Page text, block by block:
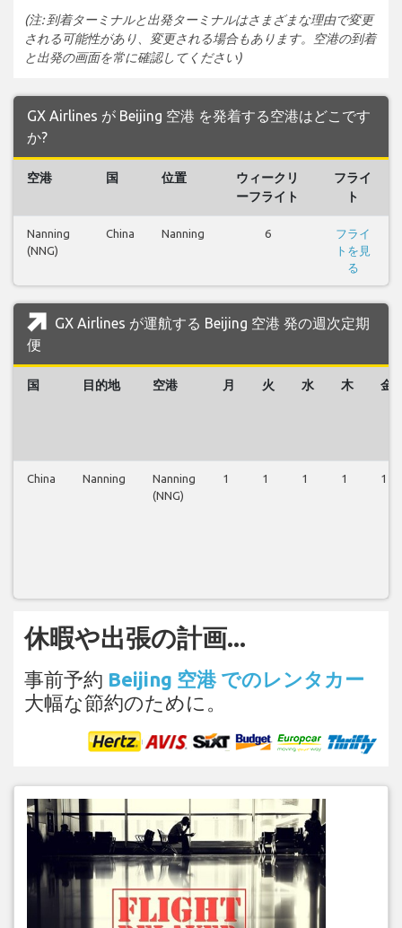
(注: 到着ターミナルと出発ターミナルはさまざまな理由で変更
される可能性があり、変更される場合もあります。空港の到着
と出発の画面を常に確認してください)
GX Airlines が Beijing 空港 を発着する空港はどこです
か?
空港 国 位置
ウィークリ
ーフライト
フライ
ト
Nanning
(NNG)
China Nanning 6
フライ
トを見
る
GX Airlines が運航する Beijing 空港 発の週次定期
便
国 目的地 空港 月 火 水 木 金
China Nanning
Nanning
(NNG)
1 1 1 1 1
休暇や出張の計画...
事前予約 Beijing 空港 でのレンタカー
大幅な節約のために。